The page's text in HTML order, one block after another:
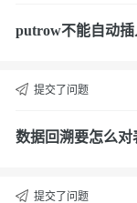
putrow不能自动插
提交了问题
数据回溯要怎么对
提交了问题